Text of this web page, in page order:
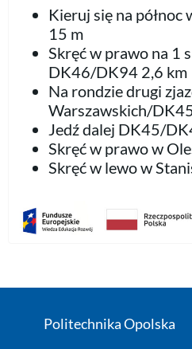
Kieruj się na
15 m
Skręć w prawo na 1
DK46/DK94 2,6 km
Na rondzie drugi
Warszawskich/
Jedź dalej DK45/
Skręć w prawo w
Skręć w lewo w
Politechnika Opolska